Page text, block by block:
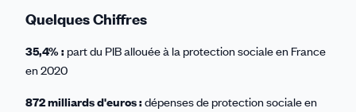
Quelques Chiffres
35,4% : part du PIB allouée à la protection sociale en France
en 2020
872 milliards d'euros : dépenses de protection sociale en